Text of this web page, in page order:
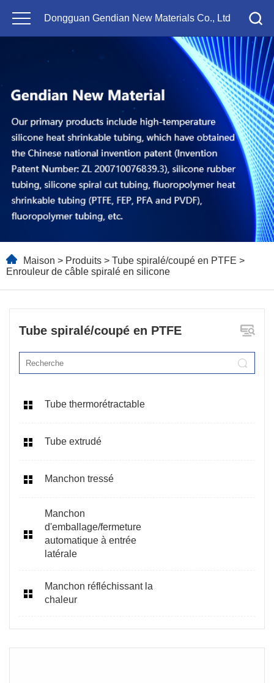
Dongguan Gendian New Materials Co., Ltd
Maison > Produits > Tube spiralé/coupé en PTFE >
Enrouleur de câble spiralé en silicone
Tube spiralé/coupé en PTFE
Tube thermorétractable
Tube extrudé
Manchon tressé
Manchon
d'emballage/fermeture
automatique à entrée
latérale
Manchon réfléchissant la
chaleur